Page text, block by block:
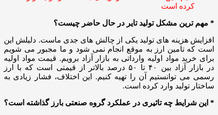
کرده است
* مهم‌ ترین مشکل تولید تایر در حال حاضر چیست؟
افزایش هزینه‌ های تولید یکی از چالش‌ های جدی ماست. دلیلش این
است که تامین ارز به‌ موقع انجام نمی‌ شود و ما مجبور می‌ شویم
برای خرید مواد اولیه وارداتی به بازار آزاد برویم. قیمت مواد اولیه
در بازار آزاد بین ۴۰ تا ۵۰ درصد بالاتر از قیمتی است که با ارز
رسمی می‌ توانستیم آن را تهیه کنیم. این اختلاف، فشار زیادی به
ساختار تولید وارد کرده است.
* این شرایط چه تاثیری در عملکرد گروه صنعتی بارز گذاشته است؟